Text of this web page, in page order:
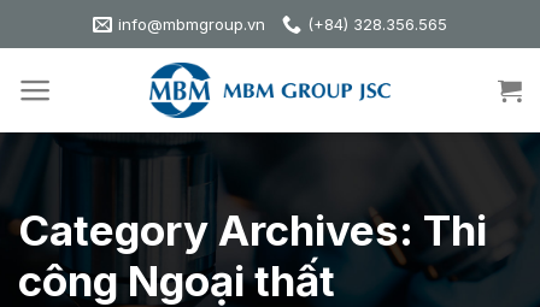
to
info@mbmgroup.vn (+84) 328.356.565
Category Archives: Thi
công Ngoại thất